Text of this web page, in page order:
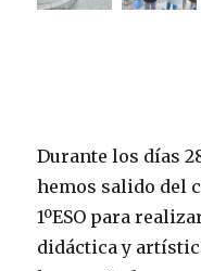
Durante los días
hemos salido del
1ºESO para
didáctica y